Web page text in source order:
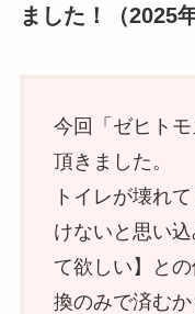
ました！（2025
今回「ゼヒト
頂きました。
トイレが壊れ
けないと思い
て欲しい】と
換のみで済む